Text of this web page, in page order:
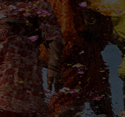
de